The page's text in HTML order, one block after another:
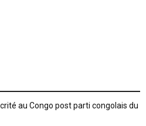
au Congo post parti congolais du